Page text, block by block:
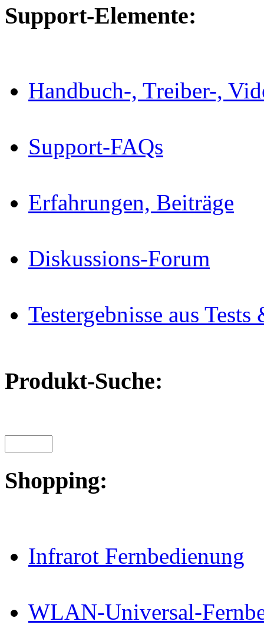
Support-Elemente:
Handbuch-, Treiber-,
Support-FAQs
Erfahrungen, Beiträge
Diskussions-Forum
Testergebnisse aus
Produkt-Suche:
Shopping:
Infrarot Fernbedienung
WLAN-Universal-